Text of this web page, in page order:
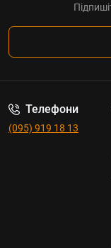
Телефони
(095) 919 18 13